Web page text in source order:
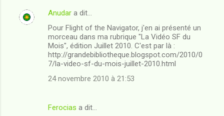
Anudar a dit…
Pour Flight of the Navigator, j'en ai présenté un
morceau dans ma rubrique "La Vidéo SF du
Mois", édition Juillet 2010. C'est par là :
http://grandebibliotheque.blogspot.com/2010/0
7/la-video-sf-du-mois-juillet-2010.html
24 novembre 2010 à 21:53
Ferocias a dit…